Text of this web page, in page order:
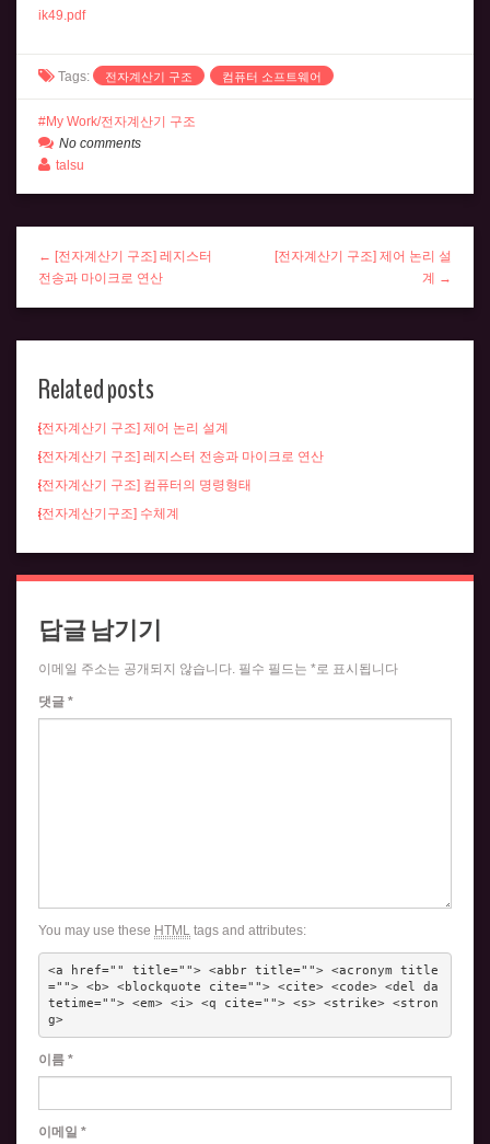
ik49.pdf
Tags: 전자계산기 구조 컴퓨터 소프트웨어
My Work/전자계산기 구조
No comments
talsu
← [전자계산기 구조] 레지스터
전송과 마이크로 연산
[전자계산기 구조] 제어 논리 설
계 →
Related posts
[전자계산기 구조] 제어 논리 설계
[전자계산기 구조] 레지스터 전송과 마이크로 연산
[전자계산기 구조] 컴퓨터의 명령형태
[전자계산기구조] 수체계
답글 남기기
이메일 주소는 공개되지 않습니다. 필수 필드는 *로 표시됩니다
댓글 *
You may use these HTML tags and attributes:
<a href="" title=""> <abbr title=""> <acronym title
=""> <b> <blockquote cite=""> <cite> <code> <del da
tetime=""> <em> <i> <q cite=""> <s> <strike> <stron
g>
이름 *
이메일 *